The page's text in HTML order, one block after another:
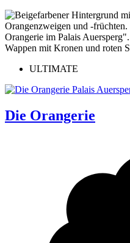
ULTIMATE
Die Orangerie